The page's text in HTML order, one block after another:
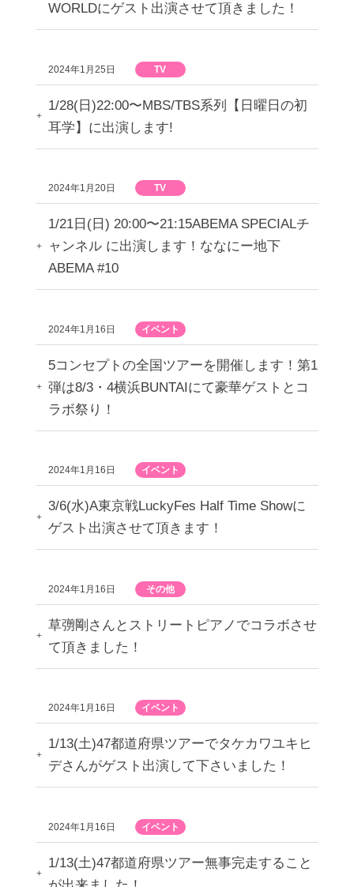
WORLDにゲスト出演させて頂きました！
2024年1月25日 TV
1/28(日)22:00〜MBS/TBS系列【日曜日の初
耳学】に出演します!
2024年1月20日 TV
1/21日(日) 20:00〜21:15ABEMA SPECIALチ
ャンネル に出演します！ななにー地下
ABEMA #10
2024年1月16日 イベント
5コンセプトの全国ツアーを開催します！第1
弾は8/3・4横浜BUNTAIにて豪華ゲストとコ
ラボ祭り！
2024年1月16日 イベント
3/6(水)A東京戦LuckyFes Half Time Showに
ゲスト出演させて頂きます！
2024年1月16日 その他
草彅剛さんとストリートピアノでコラボさせ
て頂きました！
2024年1月16日 イベント
1/13(土)47都道府県ツアーでタケカワユキヒ
デさんがゲスト出演して下さいました！
2024年1月16日 イベント
1/13(土)47都道府県ツアー無事完走すること